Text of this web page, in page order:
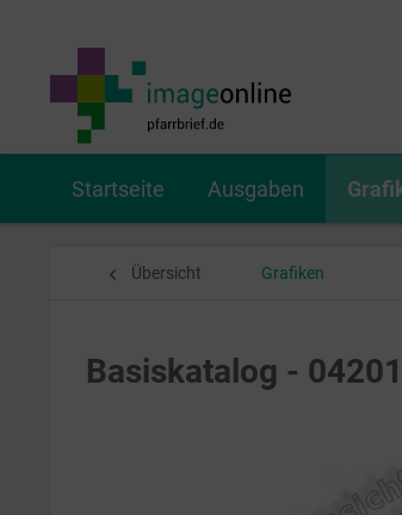
Startseite Ausgaben
Übersicht Grafiken
Basiskatalog - 04201